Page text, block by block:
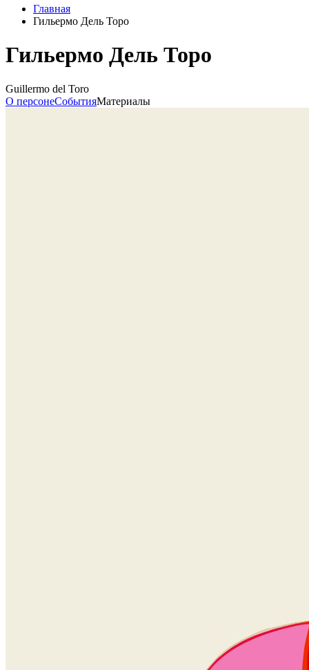
Главная
Гильермо Дель Торо
Гильермо Дель Торо
Guillermo del Toro
О персонеСобытияМатериалы